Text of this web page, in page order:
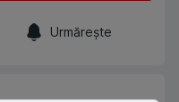
Urmărește